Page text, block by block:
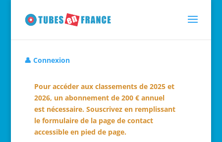
👤 Connexion
Pour accéder aux classements de 2025 et
2026, un abonnement de 200 € annuel
est nécessaire. Souscrivez en remplissant
le formulaire de la page de contact
accessible en pied de page.